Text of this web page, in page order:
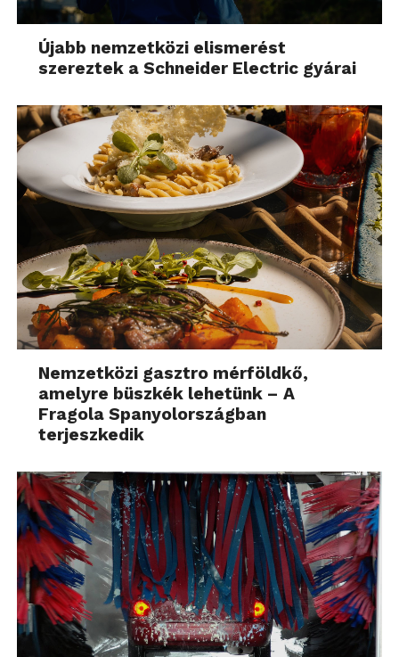
Újabb nemzetközi elismerést
szereztek a Schneider Electric gyárai
Nemzetközi gasztro mérföldkő,
amelyre büszkék lehetünk – A
Fragola Spanyolországban
terjeszkedik